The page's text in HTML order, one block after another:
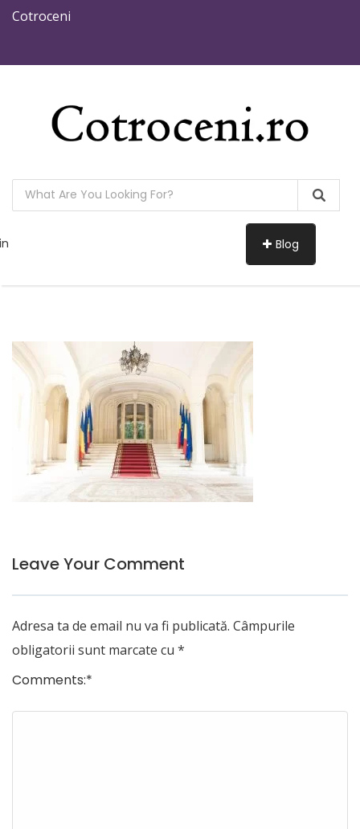
Cotroceni
Blog
Leave Your Comment
Adresa ta de email nu va fi publicată. Câmpurile
obligatorii sunt marcate cu *
Comments:*